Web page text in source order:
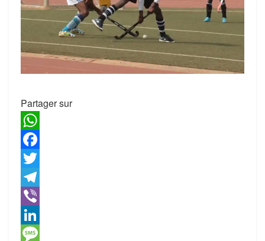
Partager sur
W
h
a
s
A
F
a
c
e
b
T
w
t
T
e
l
V
iL